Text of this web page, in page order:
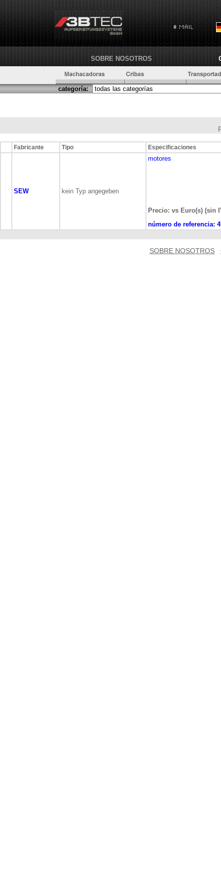
SOBRE NOSOTROS
categoría:
Fabricante Tipo Especificaciones
SEW kein Typ angegeben
motores
Precio: vs Euro(s) (sin
número de referencia:
SOBRE NOSOTROS